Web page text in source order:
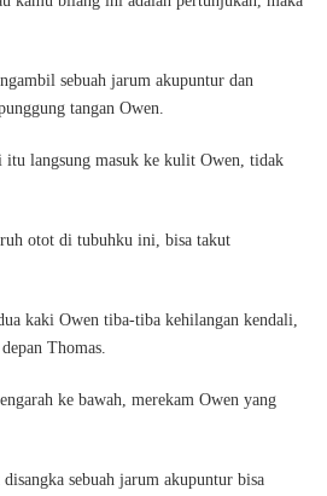
sebuah jarum akupuntur dan
tangan Owen.
itu langsung masuk ke kulit Owen, tidak
otot di tubuhku ini, bisa takut
kaki Owen tiba-tiba kehilangan kendali,
Thomas.
ke bawah, merekam Owen yang
sebuah jarum akupuntur bisa